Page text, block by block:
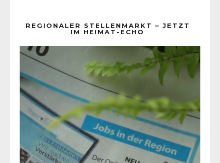
REGIONALER STELLENMARKT – JETZT
IM HEIMAT-ECHO
Player